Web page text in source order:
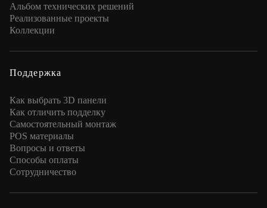
Альбом технических решений
Реализованные проекты
Коллекции
Поддержка
Как выбрать 3D панели
Как отличить подделку
Самостоятельный монтаж
POS материалы
Вопросы и ответы
Способы оплаты
Сотрудничество